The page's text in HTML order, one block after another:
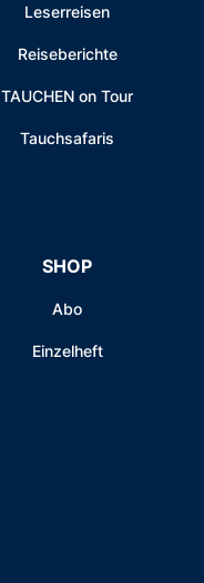
Leserreisen
Reiseberichte
TAUCHEN on Tour
Tauchsafaris
SHOP
Abo
Einzelheft